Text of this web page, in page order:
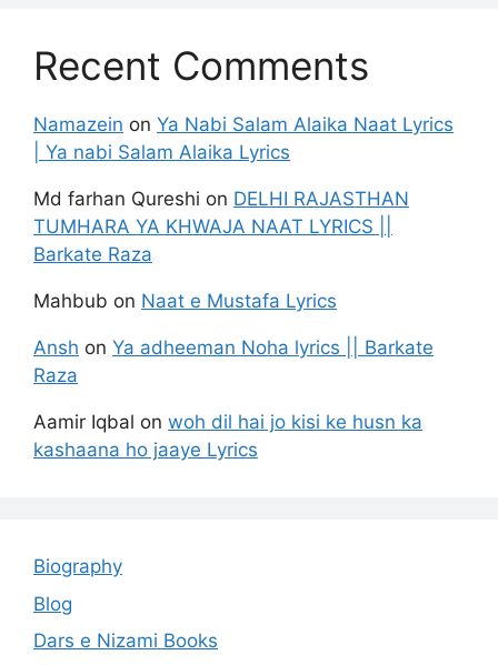
Recent Comments
Namazein on Ya Nabi Salam Alaika Naat Lyrics
| Ya nabi Salam Alaika Lyrics
Md farhan Qureshi on DELHI RAJASTHAN
TUMHARA YA KHWAJA NAAT LYRICS ||
Barkate Raza
Mahbub on Naat e Mustafa Lyrics
Ansh on Ya adheeman Noha lyrics || Barkate
Raza
Aamir Iqbal on woh dil hai jo kisi ke husn ka
kashaana ho jaaye Lyrics
Biography
Blog
Dars e Nizami Books